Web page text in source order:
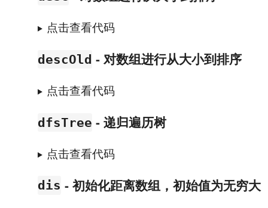
点击查看代码
descOld - 对数组进行从大小到排序
点击查看代码
dfsTree - 递归遍历树
点击查看代码
dis - 初始化距离数组，初始值为无穷大